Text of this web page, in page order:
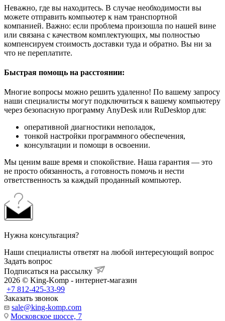
Неважно, где вы находитесь. В случае необходимости вы
можете отправить компьютер к нам транспортной
компанией. Важно: если проблема произошла по нашей вине
или связана с качеством комплектующих, мы полностью
компенсируем стоимость доставки туда и обратно. Вы ни за
что не переплатите.
Быстрая помощь на расстоянии:
Многие вопросы можно решить удаленно! По вашему запросу
наши специалисты могут подключиться к вашему компьютеру
через безопасную программу AnyDesk или RuDesktop для:
оперативной диагностики неполадок,
тонкой настройки программного обеспечения,
консультации и помощи в освоении.
Мы ценим ваше время и спокойствие. Наша гарантия — это
не просто обязанность, а готовность помочь и нести
ответственность за каждый проданный компьютер.
Нужна консультация?
Наши специалисты ответят на любой интересующий вопрос
Задать вопрос
Подписаться на рассылку
2026 © King-Komp - интернет-магазин
+7 812-425-33-99
Заказать звонок
sale@king-komp.com
Московское шоссе, 7